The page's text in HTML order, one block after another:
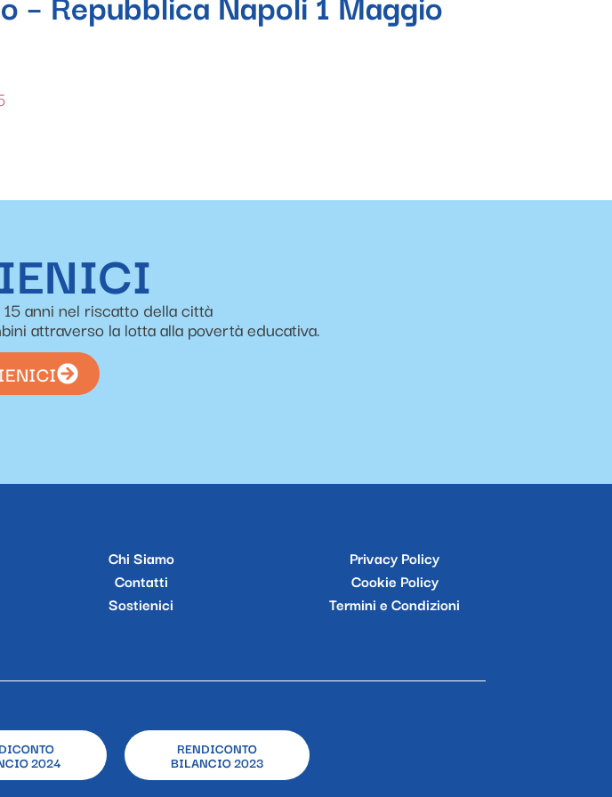
anni nel riscatto della città
attraverso la lotta alla povertà educativa.
Chi Siamo
Contatti
Sostienici
Privacy Policy
Cookie Policy
Termini e Condizioni
2024
RENDICONTO
BILANCIO 2023